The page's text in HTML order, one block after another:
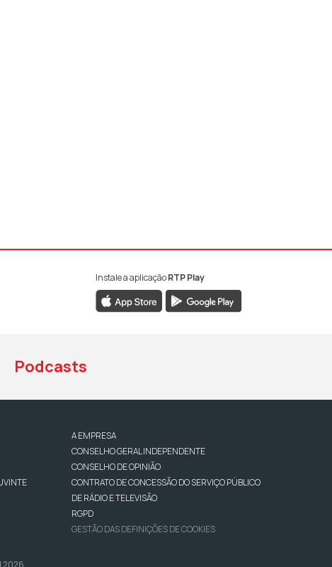
da RTP Antena 1
da RTP Antena 1
ao YouTube da RTP Antena 1
Instale a aplicaçãoRTP Play
Podcasts
A EMPRESA
CONSELHO GERAL INDEPENDENTE
CONSELHO DE OPINIÃO
CONTRATO DE CONCESSÃO DO SERVIÇO PÚBLICO
DE RÁDIO E TELEVISÃO
RGPD
GESTÃO DAS DEFINIÇÕES DE COOKIES